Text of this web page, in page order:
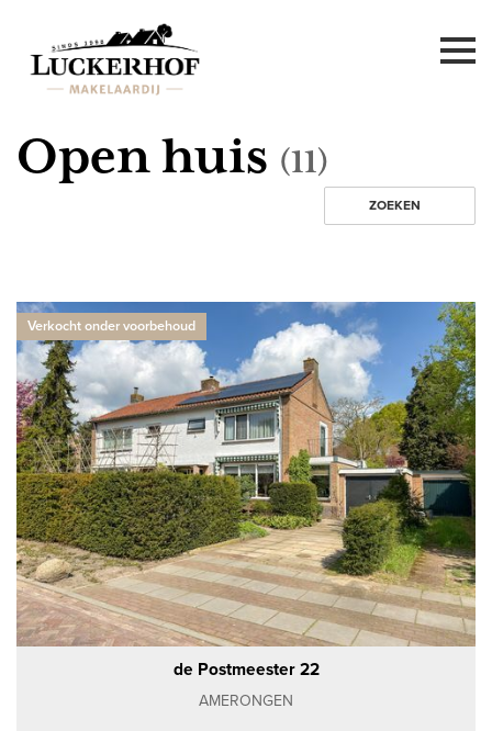
Open huis (11)
ZOEKEN
Koop en huur
Plaats
Kies koop of huur
Slaapkamers
Oppervlakte
Verkocht onder voorbehoud
de Postmeester 22
AMERONGEN